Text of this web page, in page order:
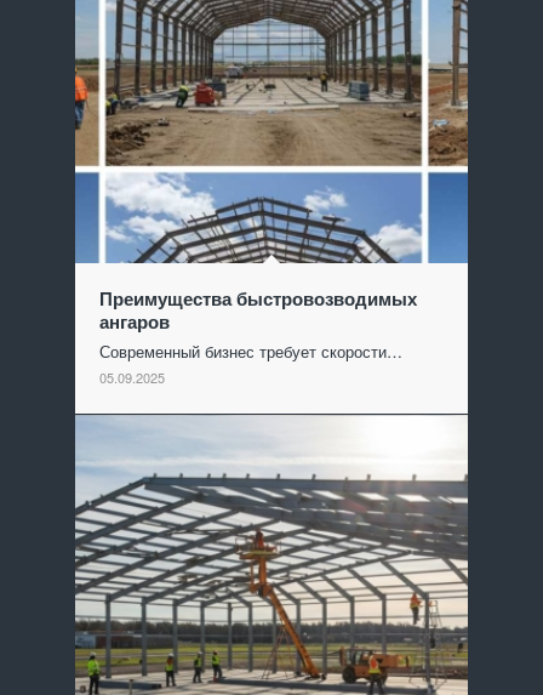
Преимущества быстровозводимых
ангаров
Современный бизнес требует скорости…
05.09.2025